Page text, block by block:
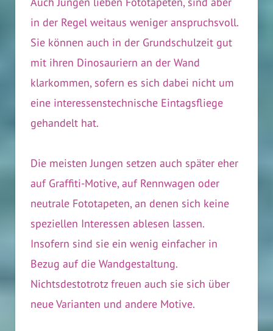
in der Regel weitaus weniger anspruchsvoll.
Sie können auch in der Grundschulzeit gut
mit ihren Dinosauriern an der Wand
klarkommen, sofern es sich dabei nicht um
eine interessenstechnische Eintagsfliege
gehandelt hat.
Die meisten Jungen setzen auch später eher
auf Graffiti-Motive, auf Rennwagen oder
neutrale Fototapeten, an denen sich keine
speziellen Interessen ablesen lassen.
Insofern sind sie ein wenig einfacher in
Bezug auf die Wandgestaltung.
Nichtsdestotrotz freuen auch sie sich über
neue Varianten und andere Motive.